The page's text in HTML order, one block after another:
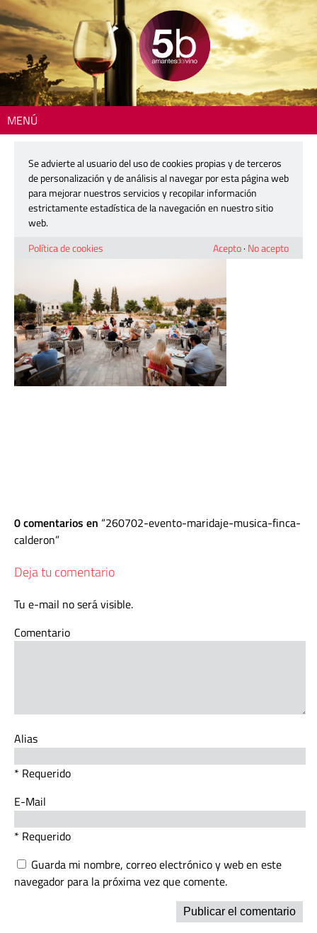
MENÚ
260702-evento-maridaje-musica-
finca-calderon
2 julio, 2026
0 comentarios en 260702-evento-maridaje-musica-finca-
calderon
Deja tu comentario
Tu e-mail no será visible.
Comentario
Alias
* Requerido
E-Mail
* Requerido
Guarda mi nombre, correo electrónico y web en este
navegador para la próxima vez que comente.
Se advierte al usuario del uso de cookies propias y de terceros
de personalización y de análisis al navegar por esta página web
para mejorar nuestros servicios y recopilar información
estrictamente estadística de la navegación en nuestro sitio
web.
Política de cookies
Acepto· No acepto